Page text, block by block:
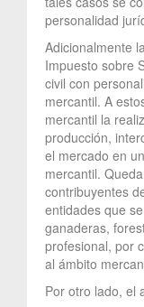
personalidad
Adicionalmente
Impuesto sobre
civil con
mercantil. A
mercantil la
producción,
el mercado en
mercantil.
contribuyentes
entidades que
ganaderas,
profesional, por
al ámbito
Por otro lado, el